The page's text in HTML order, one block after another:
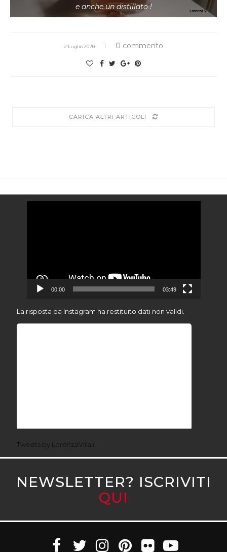
e anche un distillato !
2 Luglio 2020 0 commento
CARICA ALTRI ARTICOLI
00:00 03:49
La risposta da Instagram ha restituito dati non validi.
Tweets by LorenzaVitali
NEWSLETTER? ISCRIVITI
QUI